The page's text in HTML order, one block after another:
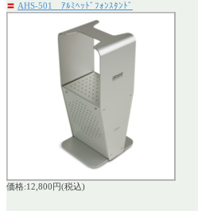
〓 AHS-501 ｱﾙﾐﾍｯﾄﾞﾌｫﾝｽﾀﾝﾄﾞ
価格:12,800円(税込)